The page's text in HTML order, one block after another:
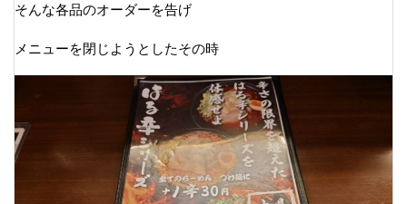
そんな各品のオーダーを告げ
メニューを閉じようとしたその時